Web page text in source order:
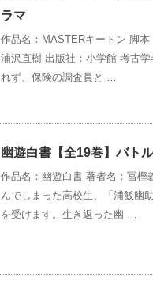
ラマ
作品名：MASTERキートン 脚本
浦沢直樹 出版社：小学館 考古
れず、保険の調査員と …
幽遊白書【全19巻】バト
作品名：幽遊白書 著者名：冨樫
んでしまった高校生、「浦飯幽
を受けます。生き返った幽 …